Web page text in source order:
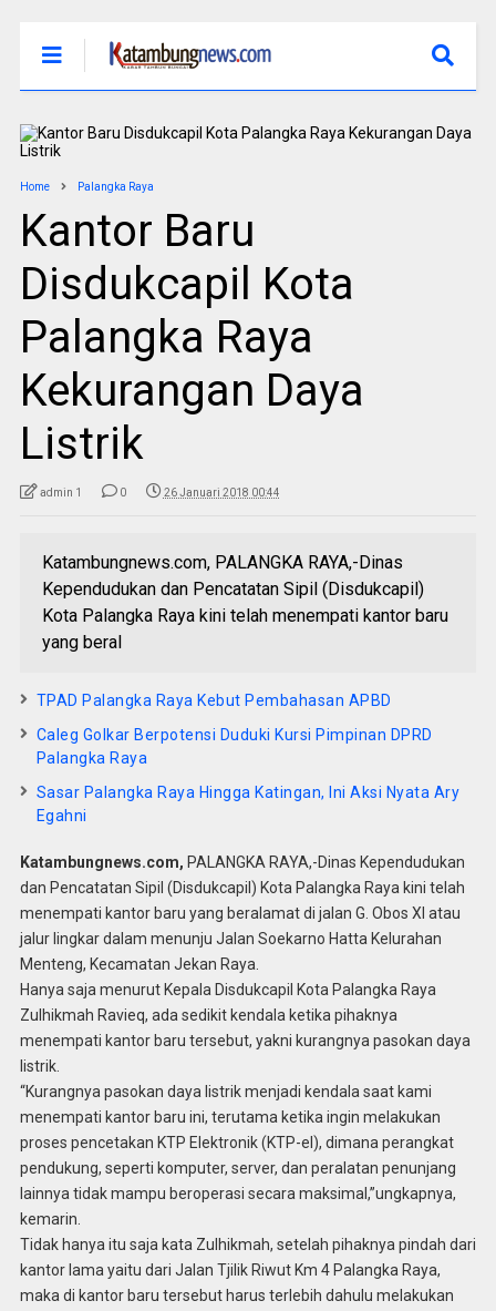
Home Palangka Raya
Kantor Baru
Disdukcapil Kota
Palangka Raya
Kekurangan Daya
Listrik
admin 1 0 26 Januari 2018 00:44
Katambungnews.com, PALANGKA RAYA,-Dinas
Kependudukan dan Pencatatan Sipil (Disdukcapil)
Kota Palangka Raya kini telah menempati kantor baru
yang beral
TPAD Palangka Raya Kebut Pembahasan APBD
Caleg Golkar Berpotensi Duduki Kursi Pimpinan DPRD
Palangka Raya
Sasar Palangka Raya Hingga Katingan, Ini Aksi Nyata Ary
Egahni
Katambungnews.com, PALANGKA RAYA,-Dinas Kependudukan
dan Pencatatan Sipil (Disdukcapil) Kota Palangka Raya kini telah
menempati kantor baru yang beralamat di jalan G. Obos XI atau
jalur lingkar dalam menunju Jalan Soekarno Hatta Kelurahan
Menteng, Kecamatan Jekan Raya.
Hanya saja menurut Kepala Disdukcapil Kota Palangka Raya
Zulhikmah Ravieq, ada sedikit kendala ketika pihaknya
menempati kantor baru tersebut, yakni kurangnya pasokan daya
listrik.
“Kurangnya pasokan daya listrik menjadi kendala saat kami
menempati kantor baru ini, terutama ketika ingin melakukan
proses pencetakan KTP Elektronik (KTP-el), dimana perangkat
pendukung, seperti komputer, server, dan peralatan penunjang
lainnya tidak mampu beroperasi secara maksimal,”ungkapnya,
kemarin.
Tidak hanya itu saja kata Zulhikmah, setelah pihaknya pindah dari
kantor lama yaitu dari Jalan Tjilik Riwut Km 4 Palangka Raya,
maka di kantor baru tersebut harus terlebih dahulu melakukan